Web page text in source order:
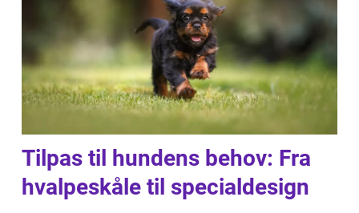
Tilpas til hundens behov: Fra
hvalpeskåle til specialdesign